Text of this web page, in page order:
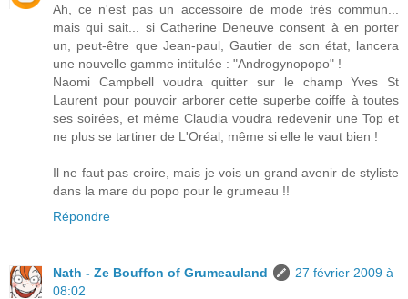
Ah, ce n'est pas un accessoire de mode très commun...
mais qui sait... si Catherine Deneuve consent à en porter
un, peut-être que Jean-paul, Gautier de son état, lancera
une nouvelle gamme intitulée : "Androgynopopo" !
Naomi Campbell voudra quitter sur le champ Yves St
Laurent pour pouvoir arborer cette superbe coiffe à toutes
ses soirées, et même Claudia voudra redevenir une Top et
ne plus se tartiner de L'Oréal, même si elle le vaut bien !
Il ne faut pas croire, mais je vois un grand avenir de styliste
dans la mare du popo pour le grumeau !!
Répondre
Nath - Ze Bouffon of Grumeauland
27 février 2009 à
08:02